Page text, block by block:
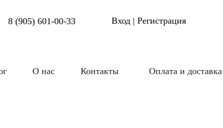
8 (905) 601-00-33 Вход | Регистрация
О нас Контакты Оплата и доставка